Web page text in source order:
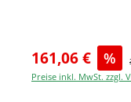
161,06 € %
Preise inkl. MwSt. zzgl.